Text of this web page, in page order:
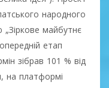
народного
майбутнє
етап
зібрав 101 % від
на платформі